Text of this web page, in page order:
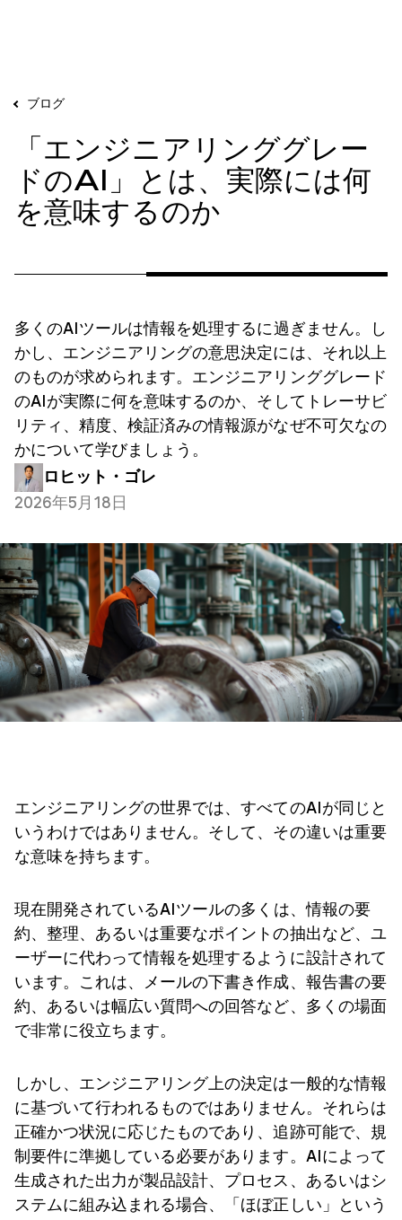
ブログ
「エンジニアリンググレー
ドのAI」とは、実際には何
を意味するのか
ロヒット・ゴレ
2026年5月18日
多くのAIツールは情報を処理するに過ぎません。し
かし、エンジニアリングの意思決定には、それ以上
のものが求められます。エンジニアリンググレード
のAIが実際に何を意味するのか、そしてトレーサビ
リティ、精度、検証済みの情報源がなぜ不可欠なの
かについて学びましょう。
エンジニアリングの世界では、すべてのAIが同じと
いうわけではありません。そして、その違いは重要
な意味を持ちます。
現在開発されているAIツールの多くは、情報の要
約、整理、あるいは重要なポイントの抽出など、ユ
ーザーに代わって情報を処理するように設計されて
います。これは、メールの下書き作成、報告書の要
約、あるいは幅広い質問への回答など、多くの場面
で非常に役立ちます。
しかし、エンジニアリング上の決定は一般的な情報
に基づいて行われるものではありません。それらは
正確かつ状況に応じたものであり、追跡可能で、規
制要件に準拠している必要があります。AIによって
生成された出力が製品設計、プロセス、あるいはシ
ステムに組み込まれる場合、「ほぼ正しい」という